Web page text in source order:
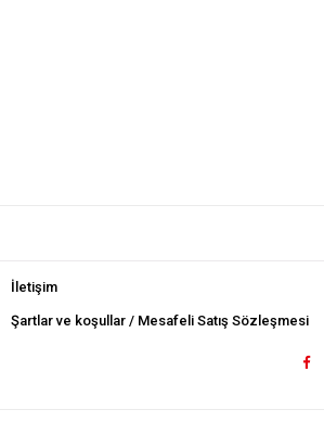
İletişim
Şartlar ve koşullar / Mesafeli Satış Sözleşmesi